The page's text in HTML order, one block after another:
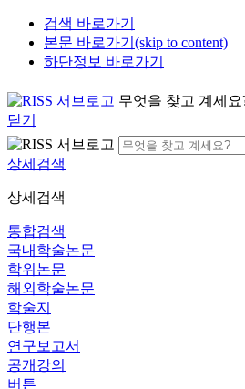
검색 바로가기
본문 바로가기(skip to content)
하단정보 바로가기
무엇을 찾고 계세요
닫기
상세검색
상세검색
통합검색
국내학술논문
학위논문
해외학술논문
학술지
단행본
연구보고서
공개강의
버튼